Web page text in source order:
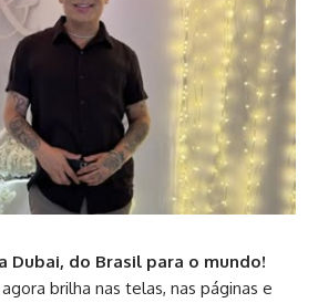
Dubai, do Brasil para o mundo!
brilha nas telas, nas páginas e